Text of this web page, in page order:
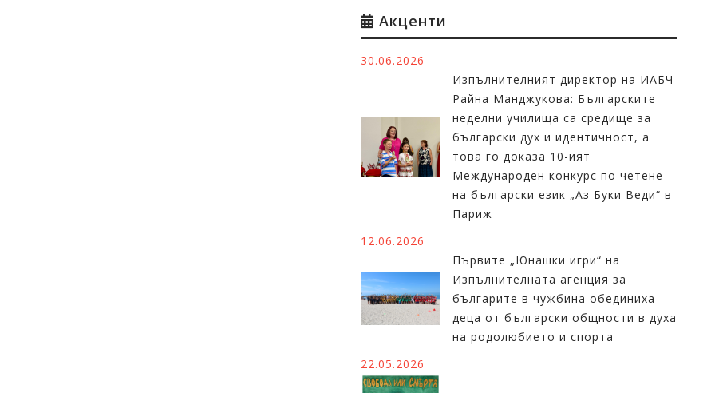
Акценти
30.06.2026
Изпълнителният директор на ИАБЧ
Райна Манджукова: Българските
неделни училища са средище за
български дух и идентичност, а
това го доказа 10-ият
Международен конкурс по четене
на български език „Аз Буки Веди“ в
Париж
12.06.2026
Първите „Юнашки игри“ на
Изпълнителната агенция за
българите в чужбина обединиха
деца от български общности в духа
на родолюбието и спорта
22.05.2026